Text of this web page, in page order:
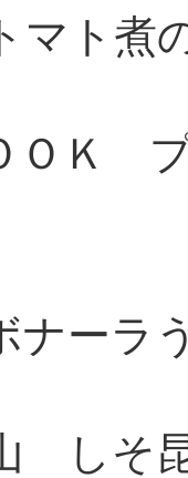
マト煮
ＯＫ
ナーラ
しそ